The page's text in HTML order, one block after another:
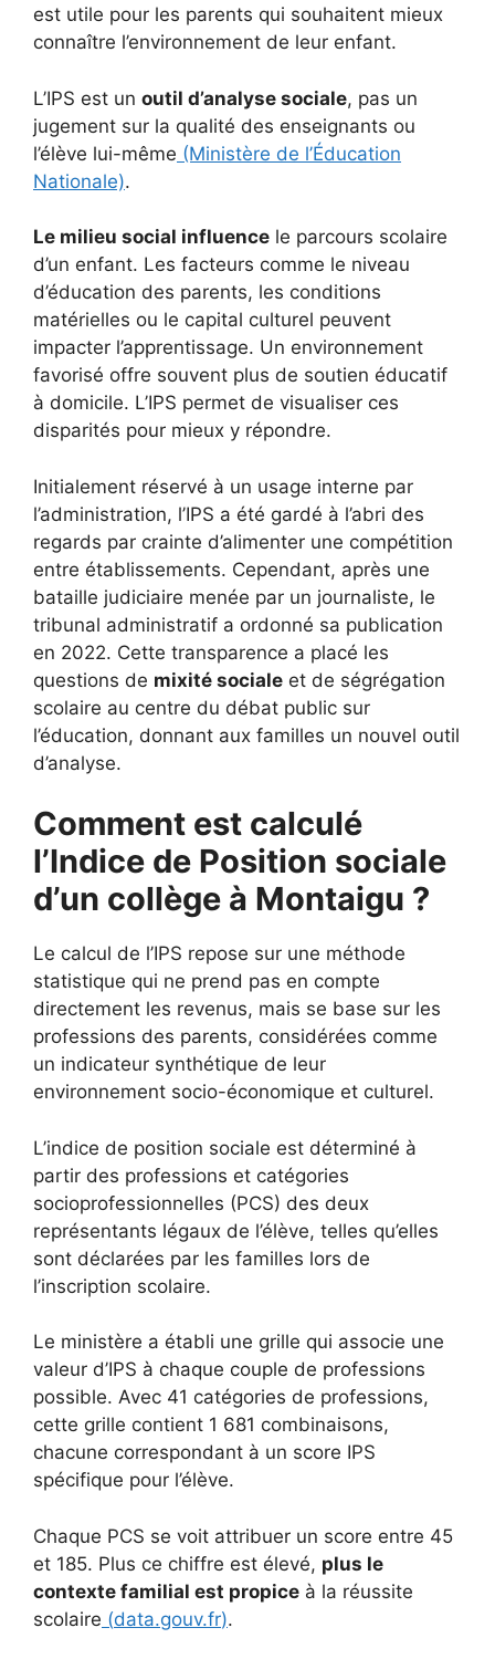
est utile pour les parents qui souhaitent mieux
connaître l’environnement de leur enfant.
L’IPS est un outil d’analyse sociale, pas un
jugement sur la qualité des enseignants ou
l’élève lui-même (Ministère de l’Éducation
Nationale).
Le milieu social influence le parcours scolaire
d’un enfant. Les facteurs comme le niveau
d’éducation des parents, les conditions
matérielles ou le capital culturel peuvent
impacter l’apprentissage. Un environnement
favorisé offre souvent plus de soutien éducatif
à domicile. L’IPS permet de visualiser ces
disparités pour mieux y répondre.
Initialement réservé à un usage interne par
l’administration, l’IPS a été gardé à l’abri des
regards par crainte d’alimenter une compétition
entre établissements. Cependant, après une
bataille judiciaire menée par un journaliste, le
tribunal administratif a ordonné sa publication
en 2022. Cette transparence a placé les
questions de mixité sociale et de ségrégation
scolaire au centre du débat public sur
l’éducation, donnant aux familles un nouvel outil
d’analyse.
Comment est calculé
l’Indice de Position sociale
d’un collège à Montaigu ?
Le calcul de l’IPS repose sur une méthode
statistique qui ne prend pas en compte
directement les revenus, mais se base sur les
professions des parents, considérées comme
un indicateur synthétique de leur
environnement socio-économique et culturel.
L’indice de position sociale est déterminé à
partir des professions et catégories
socioprofessionnelles (PCS) des deux
représentants légaux de l’élève, telles qu’elles
sont déclarées par les familles lors de
l’inscription scolaire.
Le ministère a établi une grille qui associe une
valeur d’IPS à chaque couple de professions
possible. Avec 41 catégories de professions,
cette grille contient 1 681 combinaisons,
chacune correspondant à un score IPS
spécifique pour l’élève.
Chaque PCS se voit attribuer un score entre 45
et 185. Plus ce chiffre est élevé, plus le
contexte familial est propice à la réussite
scolaire (data.gouv.fr).